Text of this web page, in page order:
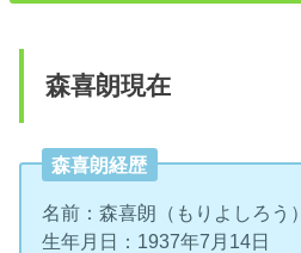
森喜朗現在
森喜朗経歴
名前：森喜朗（もりよしろう）
生年月日：1937年7月14日